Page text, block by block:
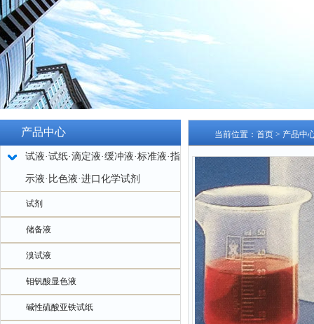
产品中心
试液·试纸·滴定液·缓冲液·标准液·指
示液·比色液·进口化学试剂
试剂
储备液
溴试液
钼钒酸显色液
碱性硫酸亚铁试纸
当前位置： 首页 > 产品中